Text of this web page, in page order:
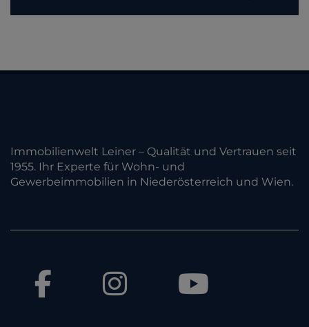
Immobilienwelt Leiner – Qualität und Vertrauen seit
1955. Ihr Experte für Wohn- und
Gewerbeimmobilien in Niederösterreich und Wien.